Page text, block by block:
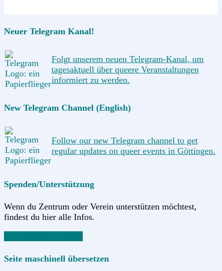
Neuer Telegram Kanal!
Folgt unserem neuen Telegram-Kanal, um
tagesaktuell über queere Veranstaltungen
informiert zu werden.
New Telegram Channel (English)
Follow our new Telegram channel to get
regular updates on queer events in Göttingen.
Spenden/Unterstützung
Wenn du Zentrum oder Verein unterstützen möchtest,
findest du hier alle Infos.
Seite maschinell übersetzen